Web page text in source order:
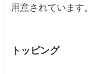
用意されています。
トッピング